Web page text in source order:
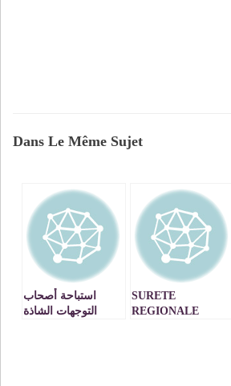
Dans Le Même Sujet
SURETE
REGIONALE
استباحة أصحاب
التوجهات الشاذة